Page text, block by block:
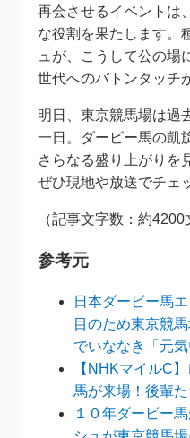
再会させるイベントは
な役割を果たします。
ュが、こうして公の場
世代へのバトンタッチ
明日、東京競馬場は過
一日。ダービー馬の凱
さらなる盛り上がりを
ぜひ現地や放送でチェ
（記事文字数：約4200
参考元
日本ダービー馬
目のため東京競
でいななき「元気
【NHKマイルC
馬が来場！後輩
１０年ダービー